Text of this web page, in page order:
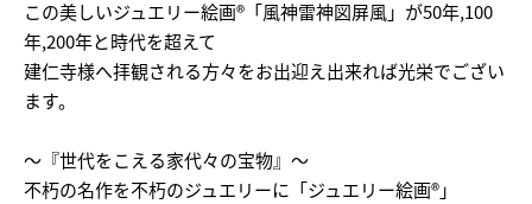
この美しいジュエリー絵画®「風神雷神図屏風」が50年,100
年,200年と時代を超えて
建仁寺様へ拝観される方々をお出迎え出来れば光栄でござい
ます。
～『世代をこえる家代々の宝物』～
不朽の名作を不朽のジュエリーに「ジュエリー絵画®」